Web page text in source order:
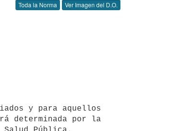
Toda la Norma Ver Imagen del D.O.
determinada por la